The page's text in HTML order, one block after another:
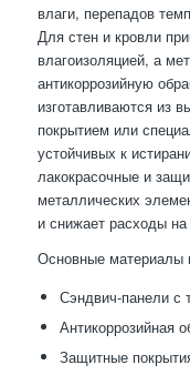
влаги, перепадов
Для стен и кровли
влагоизоляцией, а
антикоррозийную
изготавливаются из
покрытием или
устойчивых к
лакокрасочные и
металлических
и снижает расходы
Основные материалы
Сэндвич-панели с
Антикоррозийная
Защитные